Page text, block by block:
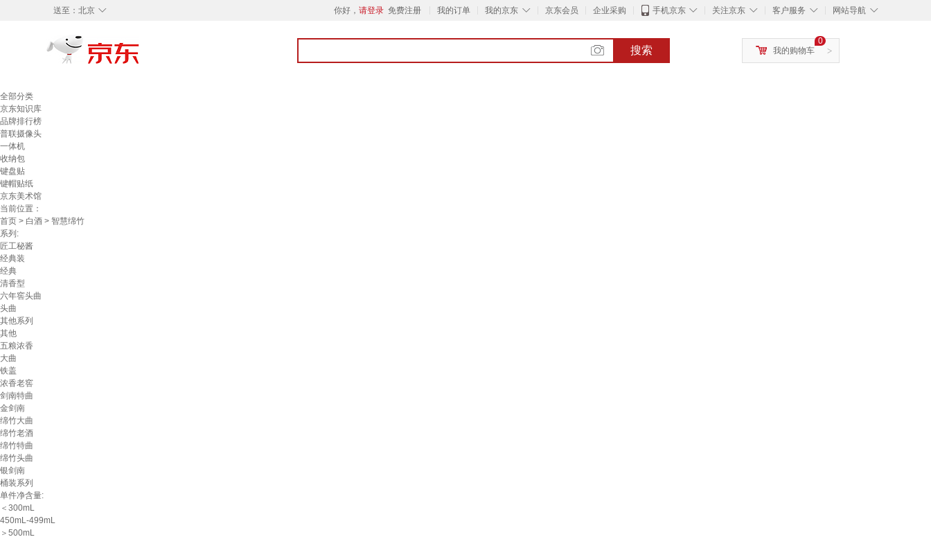
◇
送至： 北京 你好， 请登录 免费注册 我的订单 ◇
我的京东 京东会员 企业采购 ◇
手机京东 ◇
关注京东 ◇
客户服务 ◇
网站导航
搜索 >
0
我的购物车
全部分类
京东知识库
品牌排行榜
普联摄像头
一体机
收纳包
键盘贴
键帽贴纸
京东美术馆
当前位置：
首页 > 白酒 > 智慧绵竹
系列:
匠工秘酱
经典装
经典
清香型
六年窖头曲
头曲
其他系列
其他
五粮浓香
大曲
铁盖
浓香老窖
剑南特曲
金剑南
绵竹大曲
绵竹老酒
绵竹特曲
绵竹头曲
银剑南
桶装系列
单件净含量:
＜300mL
450mL-499mL
＞500mL